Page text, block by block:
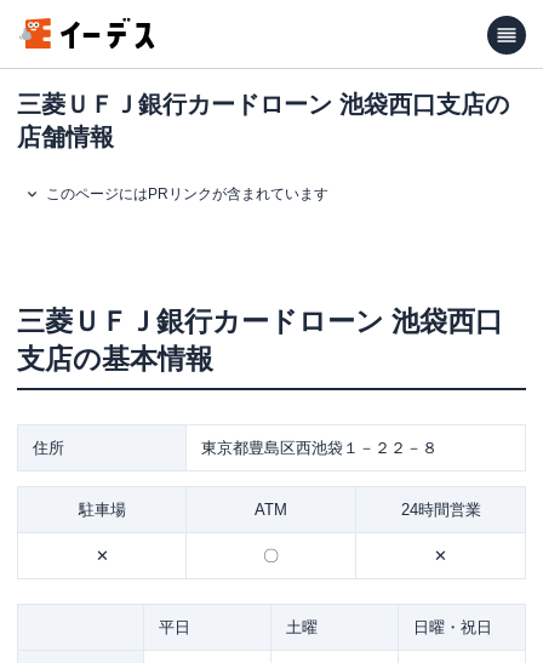
三菱ＵＦＪ銀行カードローン 池袋西口支店の
店舗情報
このページにはPRリンクが含まれています
三菱ＵＦＪ銀行カードローン 池袋西口
支店の基本情報
住所 東京都豊島区西池袋１－２２－８
駐車場 ATM 24時間営業
✕ 〇 ✕
平日 土曜 日曜・祝日